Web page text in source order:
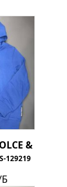
&
129219